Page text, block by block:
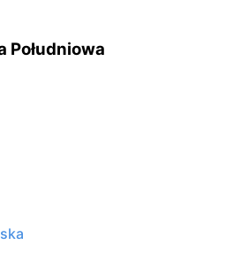
Południowa